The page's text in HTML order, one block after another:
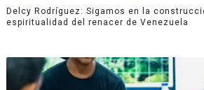
Delcy Rodríguez: Sigamos en la
espiritualidad del renacer de Venezuela